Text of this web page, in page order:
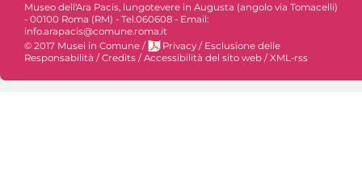
Museo dell'Ara Pacis, lungotevere in Augusta (angolo via Tomacelli)
- 00100 Roma (RM) - Tel.060608 - Email:
info.arapacis@comune.roma.it
© 2017 Musei in Comune / Privacy / Esclusione delle
Responsabilità /Credits /Accessibilità del sito web /XML-rss